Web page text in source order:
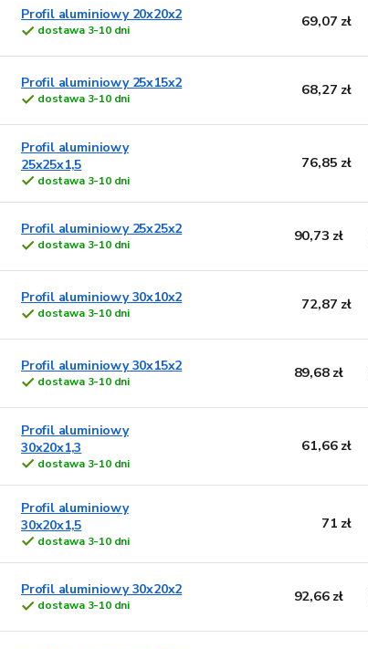
Profil aluminiowy 20x20x2
dostawa 3-10 dni 69,07 zł
Profil aluminiowy 25x15x2
dostawa 3-10 dni 68,27 zł
Profil aluminiowy
25x25x1,5
dostawa 3-10 dni
76,85 zł
Profil aluminiowy 25x25x2
dostawa 3-10 dni 90,73 zł
Profil aluminiowy 30x10x2
dostawa 3-10 dni 72,87 zł
Profil aluminiowy 30x15x2
dostawa 3-10 dni 89,68 zł
Profil aluminiowy
30x20x1,3
dostawa 3-10 dni
61,66 zł
Profil aluminiowy
30x20x1,5
dostawa 3-10 dni
71 zł
Profil aluminiowy 30x20x2
dostawa 3-10 dni 92,66 zł